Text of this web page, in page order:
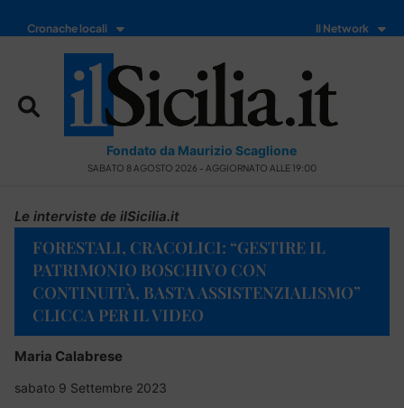
Cronache locali Il Network
Fondato da Maurizio Scaglione
SABATO 8 AGOSTO 2026 - AGGIORNATO ALLE 19:00
Le interviste de ilSicilia.it
FORESTALI, CRACOLICI: “GESTIRE IL
PATRIMONIO BOSCHIVO CON
CONTINUITÀ, BASTA ASSISTENZIALISMO”
CLICCA PER IL VIDEO
Maria Calabrese
sabato 9 Settembre 2023